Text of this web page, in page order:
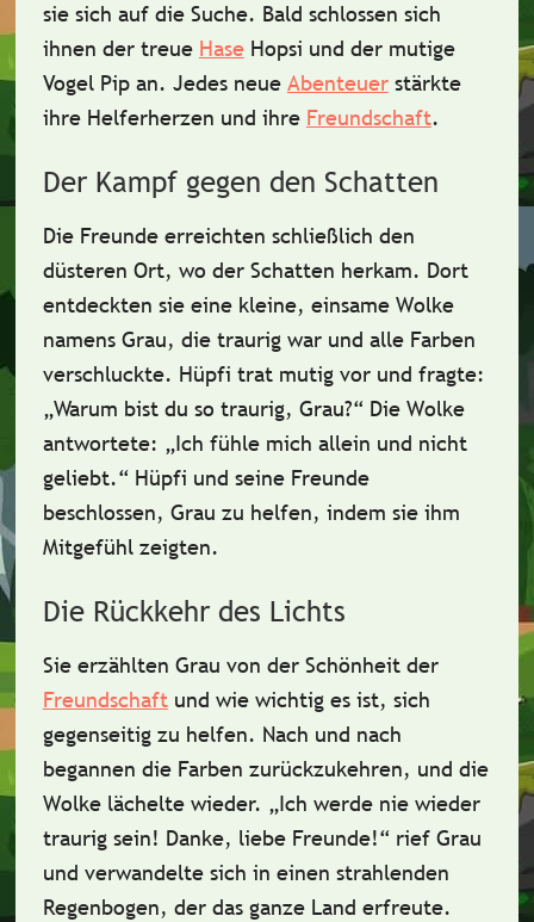
sie sich auf die Suche. Bald schlossen sich
ihnen der treue HaseHopsi und der mutige
Vogel Pipan. Jedes neue Abenteuerstärkte
ihre Helferherzen und ihre Freundschaft.
Der Kampf gegen den Schatten
Die Freunde erreichten schließlich den
düsteren Ort, wo der Schatten herkam. Dort
entdeckten sie eine kleine, einsame Wolke
namens Grau, die traurig war und alle Farben
verschluckte. Hüpfi trat mutig vor und fragte:
„Warum bist du so traurig, Grau?“Die Wolke
antwortete: „Ich fühle mich allein und nicht
geliebt.“Hüpfi und seine Freunde
beschlossen, Grau zu helfen, indem sie ihm
Mitgefühlzeigten.
Die Rückkehr des Lichts
Sie erzählten Grau von der Schönheit der
Freundschaftund wie wichtig es ist, sich
gegenseitig zu helfen. Nach und nach
begannen die Farben zurückzukehren, und die
Wolke lächelte wieder. „Ich werde nie wieder
traurig sein! Danke, liebe Freunde!“rief Grau
und verwandelte sich in einen strahlenden
Regenbogen, der das ganze Land erfreute.